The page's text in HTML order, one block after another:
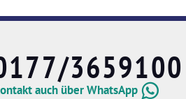
3659100
auch über WhatsApp